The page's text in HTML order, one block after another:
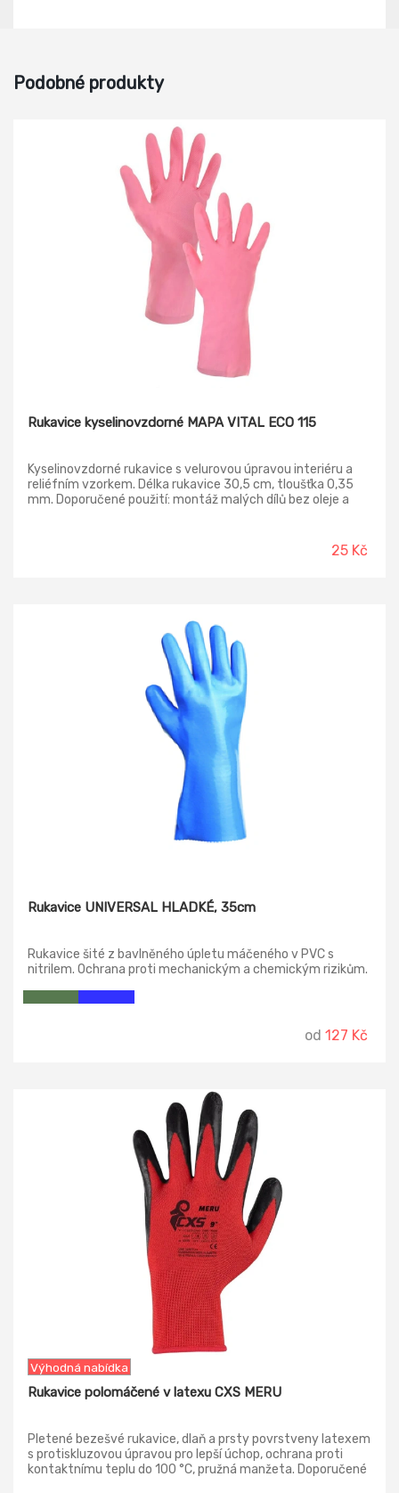
Podobné produkty
Rukavice kyselinovzdorné MAPA VITAL ECO 115
Kyselinovzdorné rukavice s velurovou úpravou interiéru a
reliéfním vzorkem. Délka rukavice 30,5 cm, tloušťka 0,35
mm. Doporučené použití: montáž malých dílů bez oleje a
25 Kč
Rukavice UNIVERSAL HLADKÉ, 35cm
Rukavice šité z bavlněného úpletu máčeného v PVC s
nitrilem. Ochrana proti mechanickým a chemickým rizikům.
od 127 Kč
Výhodná nabídka
Rukavice polomáčené v latexu CXS MERU
Pletené bezešvé rukavice, dlaň a prsty povrstveny latexem
s protiskluzovou úpravou pro lepší úchop, ochrana proti
kontaktnímu teplu do 100 °C, pružná manžeta. Doporučené